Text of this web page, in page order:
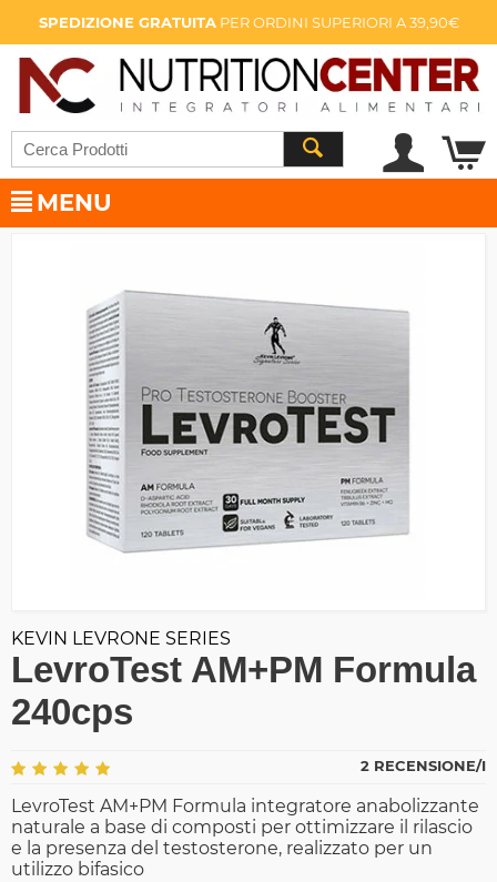
SPEDIZIONE GRATUITAPER ORDINI SUPERIORI A 39,90€
MENU
KEVIN LEVRONE SERIES
LevroTest AM+PM Formula
240cps
2 RECENSIONE/I
LevroTest AM+PM Formula integratore anabolizzante
naturale a base di composti per ottimizzare il rilascio
e la presenza del testosterone, realizzato per un
utilizzo bifasico